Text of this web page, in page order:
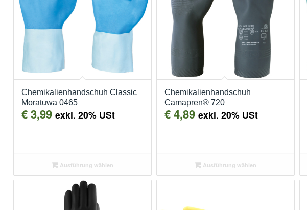
Chemikalienhandschuh Classic
Moratuwa 0465
€3,99 exkl. 20% USt
Ausführung wählen
Chemikalienhandschuh
Camapren® 720
€4,89 exkl. 20% USt
Ausführung wählen